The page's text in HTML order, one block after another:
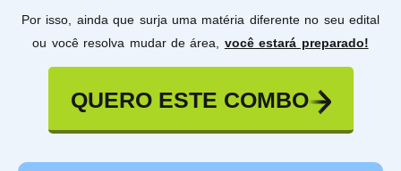
Por isso, ainda que surja uma matéria diferente no seu edital
ou você resolva mudar de área, você estará preparado!
QUERO ESTE COMBO